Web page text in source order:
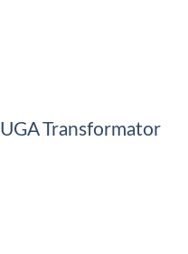
Transformator